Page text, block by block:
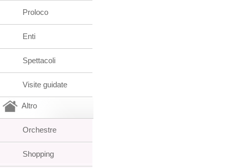
Proloco
Enti
Spettacoli
Visite guidate
Altro
Orchestre
Shopping